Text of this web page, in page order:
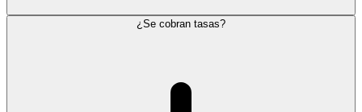
¿Se cobran tasas?